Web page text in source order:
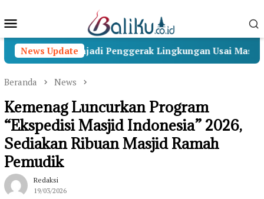
ke
Mobile
News Update
Menjadi Penggerak Lingkungan Usai Masa
Beranda News
Kemenag Luncurkan Program
“Ekspedisi Masjid Indonesia” 2026,
Sediakan Ribuan Masjid Ramah
Pemudik
Redaksi
19/03/2026